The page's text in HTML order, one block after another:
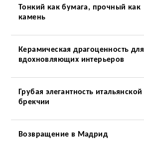
Тонкий как бумага, прочный как
камень
Керамическая драгоценность для
вдохновляющих интерьеров
Грубая элегантность итальянской
брекчии
Возвращение в Мадрид